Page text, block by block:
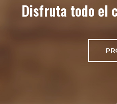
Disfruta todo el